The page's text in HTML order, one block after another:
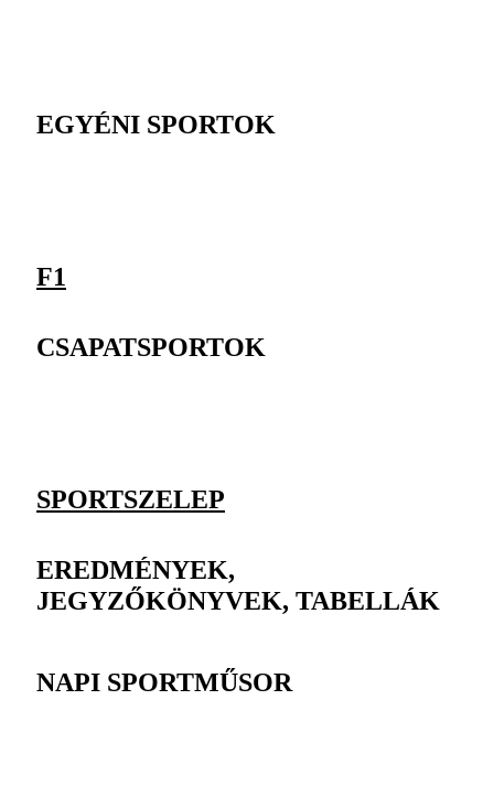
EGYÉNI SPORTOK
F1
CSAPATSPORTOK
SPORTSZELEP
EREDMÉNYEK,
JEGYZŐKÖNYVEK, TABELLÁK
NAPI SPORTMŰSOR